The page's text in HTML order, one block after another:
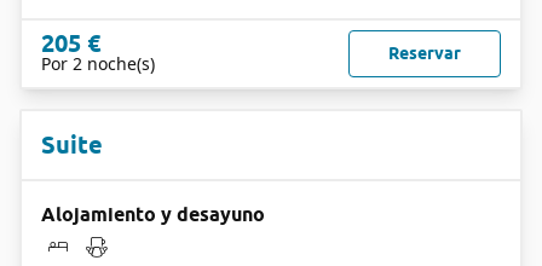
205 €
Por 2 noche(s) Reservar
Suite
Alojamiento y desayuno